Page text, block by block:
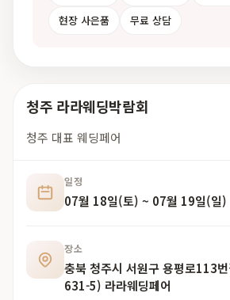
현장 사은품
무료 상담
청주 라라웨딩박람회
청주 대표 웨딩페어
일정
07월 18일(토) ~ 07월 19일(일)
장소
충북 청주시 서원구 용평로113
631-5) 라라웨딩페어